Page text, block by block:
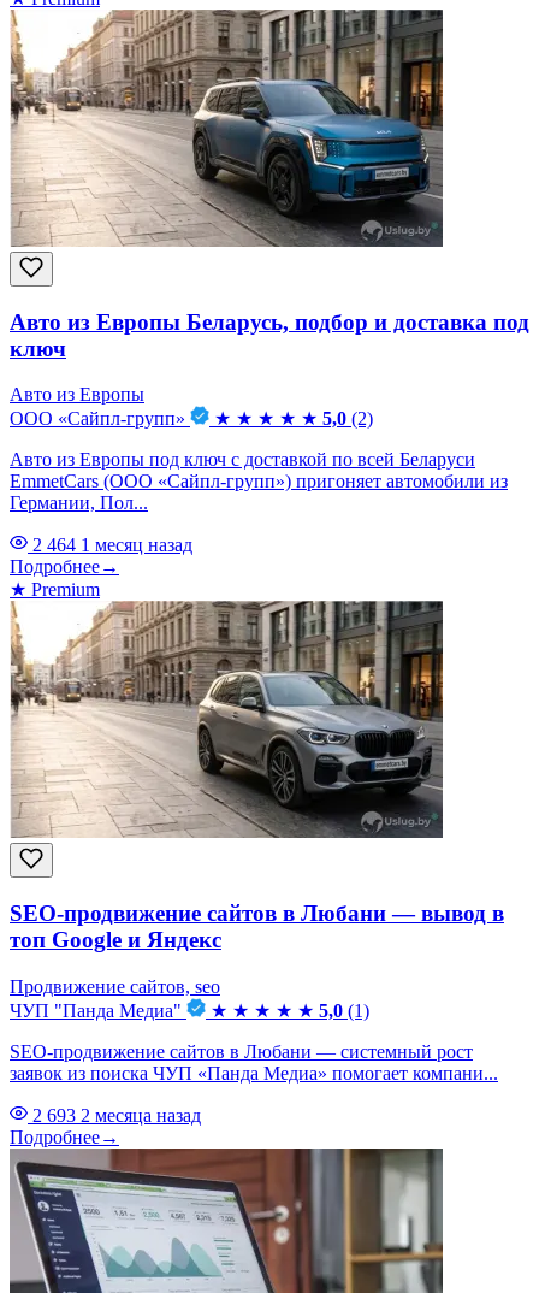
Авто из Европы Беларусь, подбор и доставка под
ключ
Авто из Европы
ООО «Сайпл-групп»
★ ★ ★ ★ ★ 5,0 (2)
Авто из Европы под ключ с доставкой по всей Беларуси
EmmetCars (ООО «Сайпл-групп») пригоняет автомобили из
Германии, Пол...
2 464 1 месяц назад
Подробнее→
★ Premium
SEO-продвижение сайтов в Любани — вывод в
топ Google и Яндекс
Продвижение сайтов, seo
ЧУП "Панда Медиа"
★ ★ ★ ★ ★ 5,0 (1)
SEO-продвижение сайтов в Любани — системный рост
заявок из поиска ЧУП «Панда Медиа» помогает компани...
2 693 2 месяца назад
Подробнее→